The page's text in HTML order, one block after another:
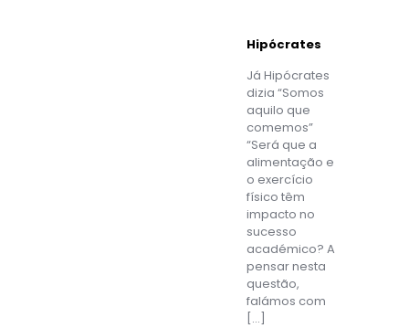
Hipócrates
Já Hipócrates
dizia “Somos
aquilo que
comemos”
“Será que a
alimentação e
o exercício
físico têm
impacto no
sucesso
académico? A
pensar nesta
questão,
falámos com
[…]